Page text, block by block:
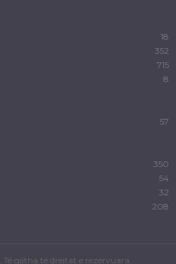
18
352
715
8
57
350
54
32
208
gjitha të drejtat e rezervuara.